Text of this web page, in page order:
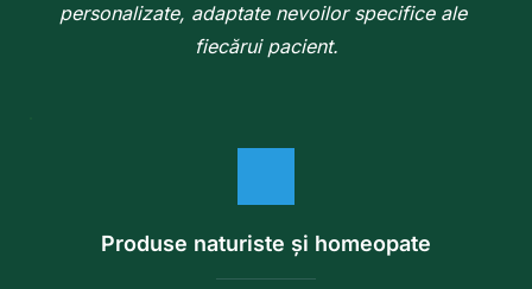
personalizate, adaptate nevoilor specifice ale
fiecărui pacient.
Produse naturiste și homeopate